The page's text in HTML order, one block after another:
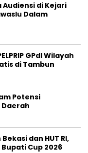
Audiensi di Kejari
Dalam
GPdI Wilayah
di Tambun
Potensi
dan HUT RI,
Cup 2026